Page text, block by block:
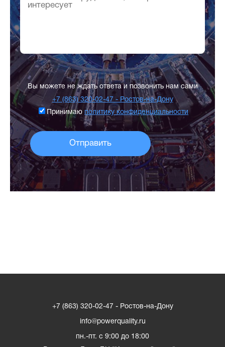
Вы можете не ждать ответа и позвонить нам сами
+7 (863) 320-02-47 - Ростов-на-Дону
Принимаю политику конфиденциальности
+7 (863) 320-02-47 - Ростов-на-Дону
info@powerquality.ru
пн.-пт. с 9:00 до 18:00